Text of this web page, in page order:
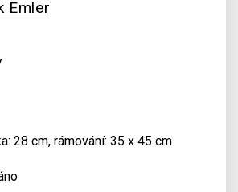
Emler
28 cm, rámování: 35 x 45 cm